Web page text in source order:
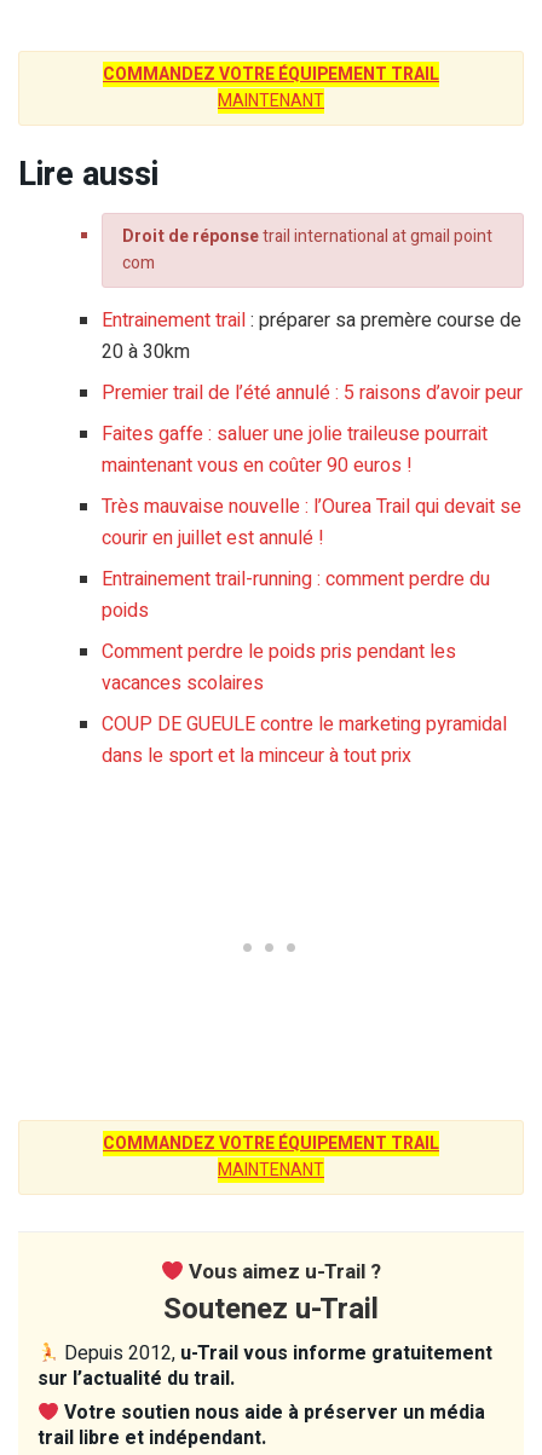
COMMANDEZ VOTRE ÉQUIPEMENT TRAIL
MAINTENANT
Lire aussi
Droit de réponsetrail international at gmail point
com
Entrainement trail: préparer sa premère course de
20 à 30km
Premier trail de l’été annulé : 5 raisons d’avoir peur
Faites gaffe : saluer une jolie traileuse pourrait
maintenant vous en coûter 90 euros !
Très mauvaise nouvelle : l’Ourea Trail qui devait se
courir en juillet est annulé !
Entrainement trail-running : comment perdre du
poids
Comment perdre le poids pris pendant les
vacances scolaires
COUP DE GUEULE contre le marketing pyramidal
dans le sport et la minceur à tout prix
COMMANDEZ VOTRE ÉQUIPEMENT TRAIL
MAINTENANT
Vous aimez u-Trail ?
Soutenez u-Trail
Depuis 2012, u-Trail vous informe gratuitement
sur l’actualité du trail.
Votre soutien nous aide à préserver un média
trail libre et indépendant.